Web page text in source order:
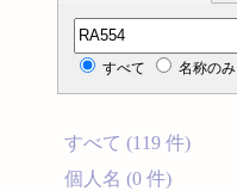
分類記号検索
すべて 名称のみ
すべて (119 件)
個人名 (0 件)